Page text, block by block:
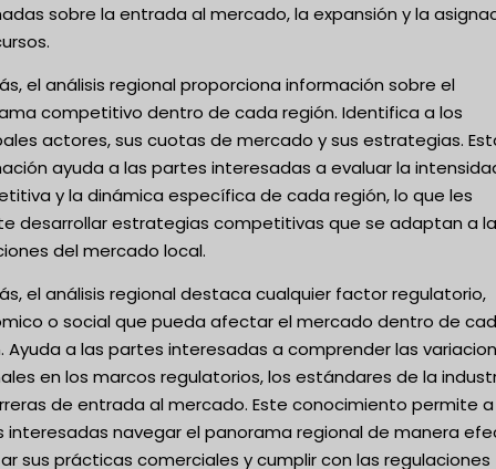
sobre la entrada al mercado, la expansión y la
el análisis regional proporciona información sobre el
competitivo dentro de cada región. Identifica a los
actores, sus cuotas de mercado y sus estrategias.
ayuda a las partes interesadas a evaluar la
y la dinámica específica de cada región, lo que les
desarrollar estrategias competitivas que se adaptan a
del mercado local.
el análisis regional destaca cualquier factor regulatorio,
o social que pueda afectar el mercado dentro de
Ayuda a las partes interesadas a comprender las
en los marcos regulatorios, los estándares de la
de entrada al mercado. Este conocimiento permite
interesadas navegar el panorama regional de manera
sus prácticas comerciales y cumplir con las regulaciones